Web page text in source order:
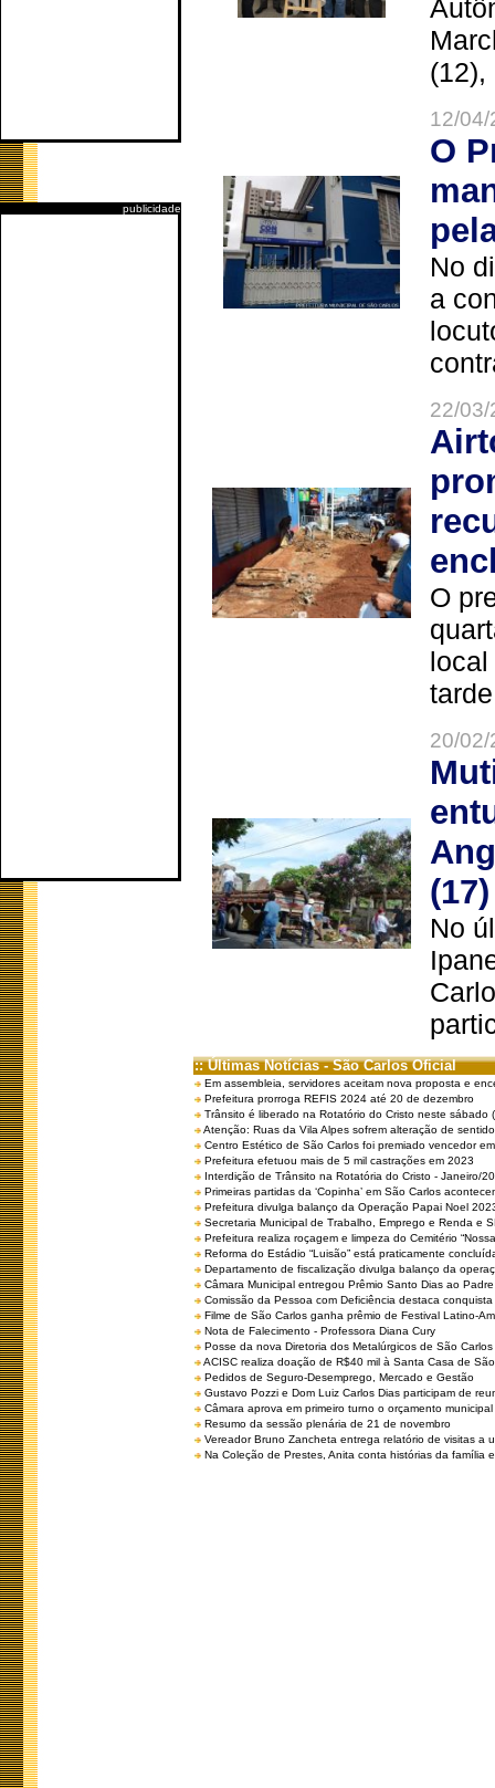
publicidade
(12),
12/
O
No
a
22/
O
20/
(17)
No
:: Últimas Notícias - São Carlos Oficial
Em assembleia, servidores aceitam nova proposta e
Prefeitura prorroga REFIS 2024 até 20 de dezembro
Trânsito é liberado na Rotatório do Cristo neste sábado
Atenção: Ruas da Vila Alpes sofrem alteração de
Centro Estético de São Carlos foi premiado vencedor
Prefeitura efetuou mais de 5 mil castrações em 2023
Interdição de Trânsito na Rotatória do Cristo - Janeiro/
Primeiras partidas da ‘Copinha’ em São Carlos
Prefeitura divulga balanço da Operação Papai Noel
Secretaria Municipal de Trabalho, Emprego e Renda e
Prefeitura realiza roçagem e limpeza do Cemitério
Reforma do Estádio “Luisão” está praticamente
Departamento de fiscalização divulga balanço da
Câmara Municipal entregou Prêmio Santo Dias ao
Comissão da Pessoa com Deficiência destaca
Filme de São Carlos ganha prêmio de Festival Latino-
Nota de Falecimento - Professora Diana Cury
Posse da nova Diretoria dos Metalúrgicos de São
ACISC realiza doação de R$40 mil à Santa Casa de
Pedidos de Seguro-Desemprego, Mercado e Gestão
Gustavo Pozzi e Dom Luiz Carlos Dias participam de
Câmara aprova em primeiro turno o orçamento
Resumo da sessão plenária de 21 de novembro
Vereador Bruno Zancheta entrega relatório de visitas a
Na Coleção de Prestes, Anita conta histórias da família